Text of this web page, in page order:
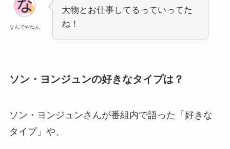
なんでやねん
大物とお仕事してるっていってた
ね！
ソン・ヨンジュンの好きなタイプは？
ソン・ヨンジュンさんが番組内で語った「好きな
タイプ」や、